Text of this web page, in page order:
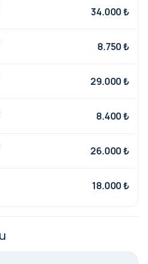
са на шведска
напитки
от 10:00 до 23:00
напитки също са
напитки, включени в
Чуждестранните
Часовете на
в зависимост от
Spa & Health Center34.000 ₺
8.750 ₺
29.000 ₺
8.400 ₺
26.000 ₺
18.000 ₺